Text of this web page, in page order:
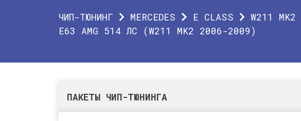
ЧИП-ТЮНИНГ MERCEDES E CLASS W211
E63 AMG 514 ЛС (W211 MK2 2006-2009)
ПАКЕТЫ ЧИП-ТЮНИНГА